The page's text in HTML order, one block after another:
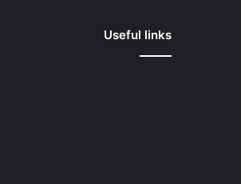
Useful links